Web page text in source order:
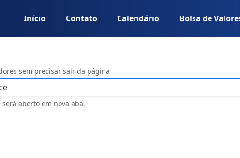
Início Contato Calendário Bolsa de
sem precisar sair da página
aberto em nova aba.